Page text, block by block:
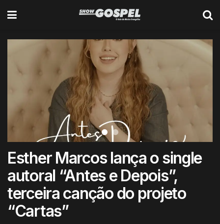
Esther Marcos lança o single
autoral “Antes e Depois”,
terceira canção do projeto
“Cartas”